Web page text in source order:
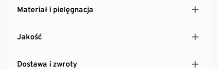
Materiał i pielęgnacja
Jakość
Dostawa i zwroty